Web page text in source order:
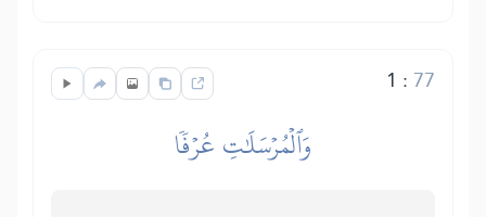
1 : 77
وَٱلۡمُرۡسَلَٰتِ عُرۡفٗا